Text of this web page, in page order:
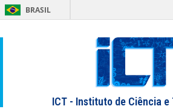
BRASIL
ICT - Instituto de Ciência e